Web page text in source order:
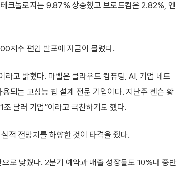
크놀로지는 9.87% 상승했고 브로드컴은 2.82%, 엔
지수 편입 발표에 자금이 몰렸다.
고 밝혔다. 마벨은 클라우드 컴퓨팅, AI, 기업 네트
되는 고성능 칩 설계 전문 기업이다. 지난주 젠슨 황
달러 기업”이라고 극찬하기도 했다.
적 전망치를 하향한 것이 타격을 줬다.
로 낮췄다. 2분기 예약과 매출 성장률도 10%대 중반